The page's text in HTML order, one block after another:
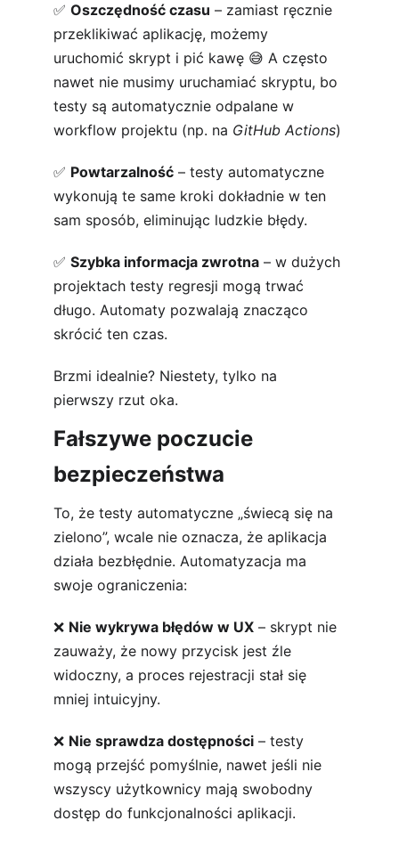
✅ Oszczędność czasu – zamiast ręcznie
przeklikiwać aplikację, możemy
uruchomić skrypt i pić kawę 😅 A często
nawet nie musimy uruchamiać skryptu, bo
testy są automatycznie odpalane w
workflow projektu (np. na GitHub Actions)
✅ Powtarzalność – testy automatyczne
wykonują te same kroki dokładnie w ten
sam sposób, eliminując ludzkie błędy.
✅ Szybka informacja zwrotna – w dużych
projektach testy regresji mogą trwać
długo. Automaty pozwalają znacząco
skrócić ten czas.
Brzmi idealnie? Niestety, tylko na
pierwszy rzut oka.
Fałszywe poczucie
bezpieczeństwa
To, że testy automatyczne „świecą się na
zielono”, wcale nie oznacza, że aplikacja
działa bezbłędnie. Automatyzacja ma
swoje ograniczenia:
❌ Nie wykrywa błędów w UX – skrypt nie
zauważy, że nowy przycisk jest źle
widoczny, a proces rejestracji stał się
mniej intuicyjny.
❌ Nie sprawdza dostępności – testy
mogą przejść pomyślnie, nawet jeśli nie
wszyscy użytkownicy mają swobodny
dostęp do funkcjonalności aplikacji.